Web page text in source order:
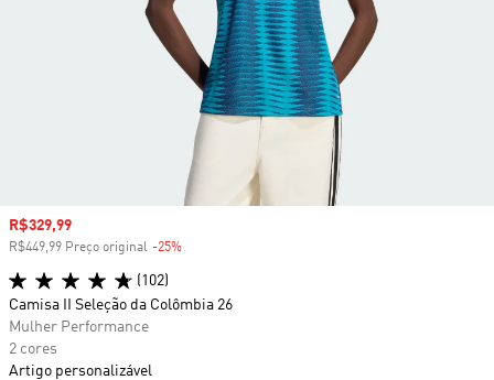
Preço com desconto
R$329,99
R$449,99 Preço original -25%
(102)
Camisa II Seleção da Colômbia 26
Mulher Performance
2 cores
Artigo personalizável